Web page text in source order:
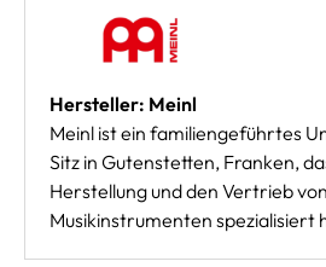
Hersteller: Meinl
Meinl ist ein familiengeführtes
Sitz in Gutenstetten, Franken,
Herstellung und den Vertrieb von
Musikinstrumenten spezialisiert